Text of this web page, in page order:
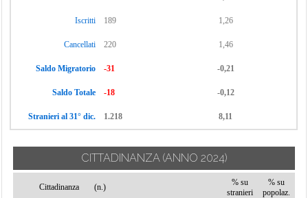
Zibido San
Giacomo
Iscritti 189 1,26
Cancellati 220 1,46
Saldo Migratorio -31 -0,21
Saldo Totale -18 -0,12
Stranieri al 31° dic. 1.218 8,11
CITTADINANZA (ANNO 2024)
Cittadinanza (n.)
% su
stranieri
% su
popolaz.